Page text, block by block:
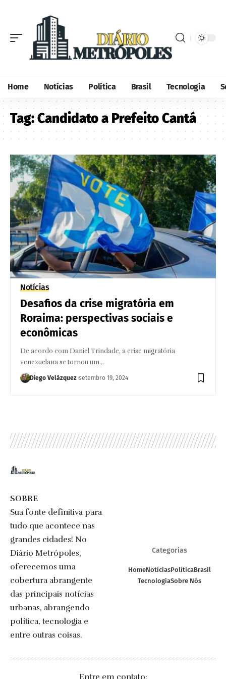
Home Notícias Política Brasil Tecnologia
Tag:Candidato a Prefeito Cantá
Notícias
Desafios da crise migratória em
Roraima: perspectivas sociais e
econômicas
De acordo com Daniel Trindade, a crise migratória
venezuelana se tornou um…
Diego Velázquez setembro 19, 2024
SOBRE
Sua fonte definitiva para
tudo que acontece nas
grandes cidades! No
Diário Metrópoles,
oferecemos uma
cobertura abrangente
das principais notícias
urbanas, abrangendo
política, tecnologia e
entre outras coisas.
Categorias
HomeNotíciasPolíticaBrasil
TecnologiaSobre Nós
Entre em contato: